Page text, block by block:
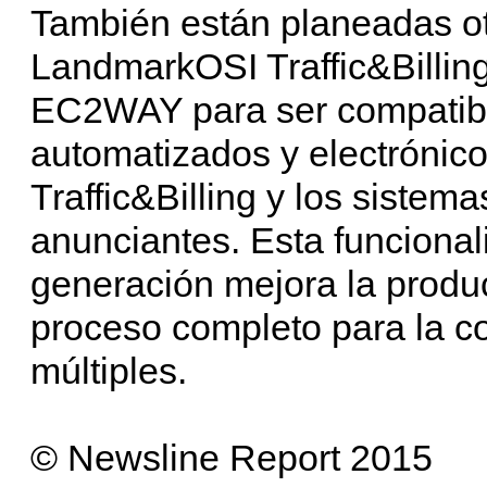
También están planeadas
LandmarkOSI
EC2WAY para ser
automatizados y
Traffic&Billing y los
anunciantes. Esta
generación mejora la
proceso completo para la
múltiples.
© Newsline Report 2015